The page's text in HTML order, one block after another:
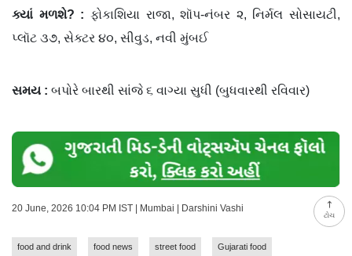
ટોચ
ક્યાં મળશે? : ફોકાશિયા રાજા, શૉપ-નંબર ૨, નિર્મલ સોસાયટી,
પ્લૉટ ૩૭, સેક્ટર ૪૦, સીવુડ, નવી મુંબઈ
સમય : બપોરે બારથી સાંજે ૬ વાગ્યા સુધી (બુધવારથી રવિવાર)
20 June, 2026 10:04 PM IST | Mumbai | Darshini Vashi
food and drink food news street food Gujarati food